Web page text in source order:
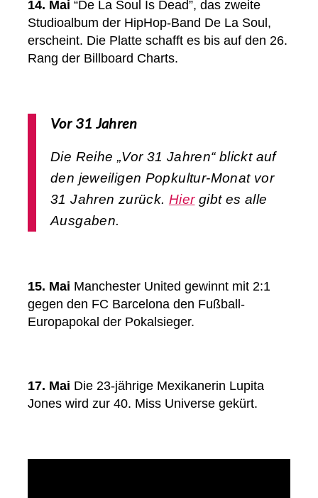
14. Mai “De La Soul Is Dead”, das zweite
Studioalbum der HipHop-Band De La Soul,
erscheint. Die Platte schafft es bis auf den 26.
Rang der Billboard Charts.
Vor 31 Jahren
Die Reihe „Vor 31 Jahren“ blickt auf
den jeweiligen Popkultur-Monat vor
31 Jahren zurück. Hiergibt es alle
Ausgaben.
15. Mai Manchester United gewinnt mit 2:1
gegen den FC Barcelona den Fußball-
Europapokal der Pokalsieger.
17. Mai Die 23-jährige Mexikanerin Lupita
Jones wird zur 40. Miss Universe gekürt.